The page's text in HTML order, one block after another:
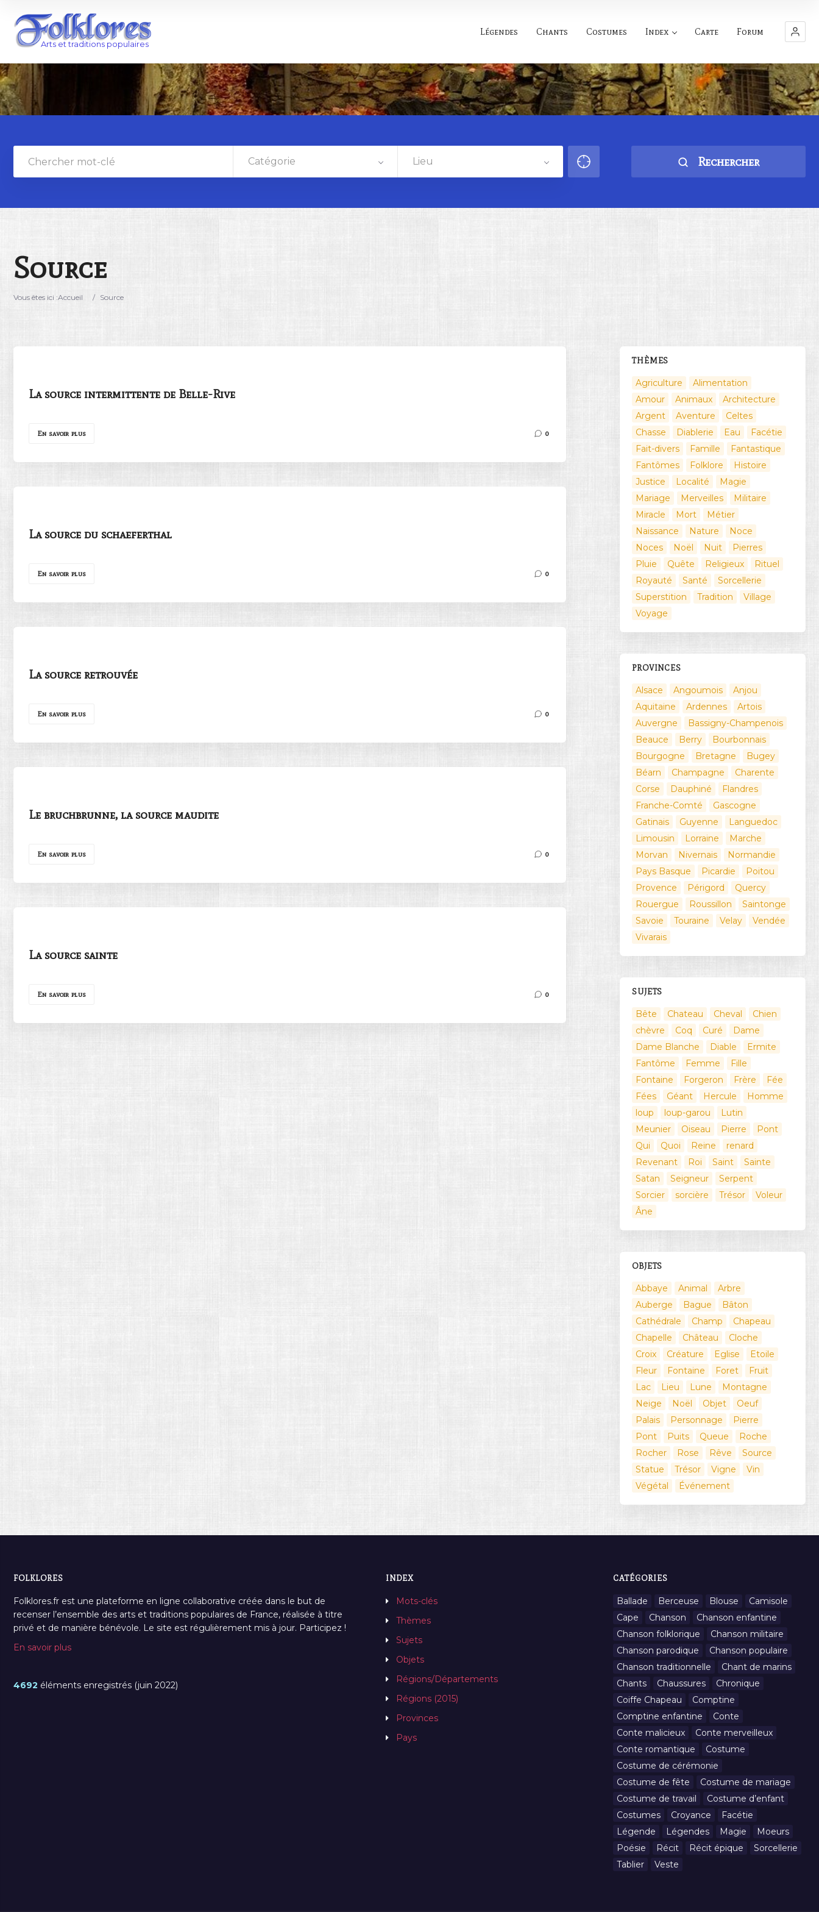
Légendes Chants Costumes Index Carte Forum
Catégorie Lieu Rechercher
Source
Vous êtes ici :Accueil / Source
La source intermittente de Belle-Rive
En savoir plus 0
La source du schaeferthal
En savoir plus 0
La source retrouvée
En savoir plus 0
Le bruchbrunne, la source maudite
En savoir plus 0
La source sainte
En savoir plus 0
THÈMES
Agriculture
Alimentation
Amour
Animaux
Architecture
Argent
Aventure
Celtes
Chasse
Diablerie Eau
Facétie
Fait-divers
Famille
Fantastique
Fantômes
Folklore
Histoire
Justice
Localité
Magie
Mariage
Merveilles
Militaire
Miracle
Mort
Métier
Naissance
Nature
Noce
Noces
Noël Nuit
Pierres
Pluie
Quête Religieux
Rituel
Royauté
Santé
Sorcellerie
Superstition
Tradition
Village
Voyage
PROVINCES
Alsace Angoumois
Anjou
Aquitaine
Ardennes
Artois
Auvergne
Bassigny-Champenois
Beauce
Berry
Bourbonnais
Bourgogne
Bretagne
Bugey
Béarn
Champagne
Charente
Corse
Dauphiné
Flandres
Franche-Comté
Gascogne
Gatinais
Guyenne
Languedoc
Limousin
Lorraine
Marche
Morvan
Nivernais
Normandie
Pays Basque
Picardie
Poitou
Provence
Périgord
Quercy
Rouergue
Roussillon
Saintonge
Savoie
Touraine Velay
Vendée
Vivarais
SUJETS
Bête Chateau Cheval
Chien
chèvre
Coq Curé
Dame
Dame Blanche
Diable
Ermite
Fantôme
Femme
Fille
Fontaine
Forgeron Frère
Fée
Fées
Géant Hercule
Homme
loup
loup-garou
Lutin
Meunier
Oiseau Pierre
Pont
Qui
Quoi Reine
renard
Revenant
Roi Saint
Sainte
Satan
Seigneur
Serpent
Sorcier
sorcière Trésor
Voleur
Âne
OBJETS
Abbaye Animal
Arbre
Auberge
Bague
Bâton
Cathédrale
Champ
Chapeau
Chapelle
Château
Cloche
Croix
Créature Eglise
Etoile
Fleur
Fontaine Foret
Fruit
Lac
Lieu Lune
Montagne
Neige
Noël Objet
Oeuf
Palais
Personnage
Pierre
Pont
Puits Queue
Roche
Rocher
Rose Rêve
Source
Statue
Trésor Vigne
Vin
Végétal
Événement
FOLKLORES
Folklores.fr est une plateforme en ligne collaborative créée dans le but de
recenser l’ensemble des arts et traditions populaires de France, réalisée à titre
privé et de manière bénévole. Le site est régulièrement mis à jour. Participez !
En savoir plus
4692 éléments enregistrés (juin 2022)
INDEX
Mots-clés
Thèmes
Sujets
Objets
Régions/Départements
Régions (2015)
Provinces
Pays
CATÉGORIES
Ballade Berceuse Blouse
Camisole
Cape
Chanson
Chanson enfantine
Chanson folklorique
Chanson militaire
Chanson parodique
Chanson populaire
Chanson traditionnelle
Chant de marins
Chants
Chaussures
Chronique
Coiffe Chapeau
Comptine
Comptine enfantine
Conte
Conte malicieux
Conte merveilleux
Conte romantique
Costume
Costume de cérémonie
Costume de fête
Costume de mariage
Costume de travail
Costume d’enfant
Costumes
Croyance
Facétie
Légende
Légendes Magie
Moeurs
Poésie
Récit Récit épique
Sorcellerie
Tablier
Veste